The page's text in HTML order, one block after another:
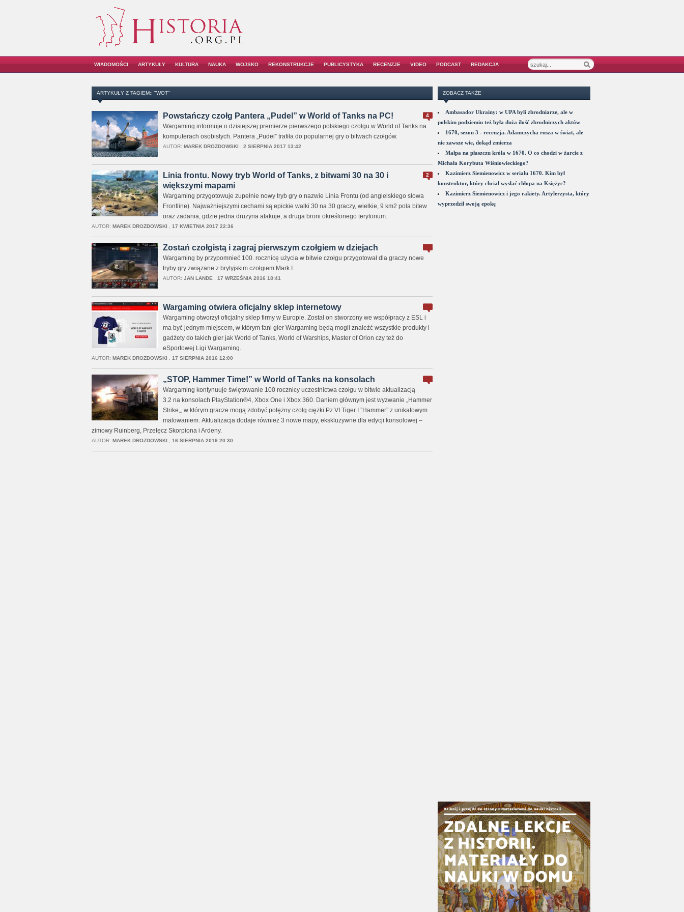
WIADOMOŚCI ARTYKUŁY KULTURA NAUKA WOJSKO REKONSTRUKCJE PUBLICYSTYKA RECENZJE VIDEO PODCAST REDAKCJA
ARTYKUŁY Z TAGIEM:: "WOT"
4
Powstańczy czołg Pantera „Pudel” w World of Tanks na PC!
Wargaming informuje o dzisiejszej premierze pierwszego polskiego czołgu w World of Tanks na
komputerach osobistych. Pantera „Pudel” trafiła do popularnej gry o bitwach czołgów.
AUTOR: MAREK DROZDOWSKI 2 SIERPNIA 2017 13:42
2
Linia frontu. Nowy tryb World of Tanks, z bitwami 30 na 30 i
większymi mapami
Wargaming przygotowuje zupełnie nowy tryb gry o nazwie Linia Frontu (od angielskiego słowa
Frontline). Najważniejszymi cechami są epickie walki 30 na 30 graczy, wielkie, 9 km2 pola bitew
oraz zadania, gdzie jedna drużyna atakuje, a druga broni określonego terytorium.
AUTOR: MAREK DROZDOWSKI 17 KWIETNIA 2017 22:36
Zostań czołgistą i zagraj pierwszym czołgiem w dziejach
Wargaming by przypomnieć 100. rocznicę użycia w bitwie czołgu przygotował dla graczy nowe
tryby gry związane z brytyjskim czołgiem Mark I.
AUTOR: JAN LANDE 17 WRZEŚNIA 2016 18:41
Wargaming otwiera oficjalny sklep internetowy
Wargaming otworzył oficjalny sklep firmy w Europie. Został on stworzony we współpracy z ESL i
ma być jednym miejscem, w którym fani gier Wargaming będą mogli znaleźć wszystkie produkty i
gadżety do takich gier jak World of Tanks, World of Warships, Master of Orion czy też do
eSportowej Ligi Wargaming.
AUTOR: MAREK DROZDOWSKI 17 SIERPNIA 2016 12:00
„STOP, Hammer Time!” w World of Tanks na konsolach
Wargaming kontynuuje świętowanie 100 rocznicy uczestnictwa czołgu w bitwie aktualizacją
3.2 na konsolach PlayStation®4, Xbox One i Xbox 360. Daniem głównym jest wyzwanie „Hammer
Strike„, w którym gracze mogą zdobyć potężny czołg ciężki Pz.VI Tiger I ”Hammer” z unikatowym
malowaniem. Aktualizacja dodaje również 3 nowe mapy, ekskluzywne dla edycji konsolowej –
zimowy Ruinberg, Przełęcz Skorpiona i Ardeny.
AUTOR: MAREK DROZDOWSKI 16 SIERPNIA 2016 20:30
ZOBACZ TAKŻE
Ambasador Ukrainy: w UPA byli zbrodniarze, ale w
polskim podziemiu też była duża ilość zbrodniczych aktów
1670, sezon 3 - recenzja. Adamczycha rusza w świat, ale
nie zawsze wie, dokąd zmierza
Małpa na płaszczu króla w 1670. O co chodzi w żarcie z
Michała Korybuta Wiśniowieckiego?
Kazimierz Siemienowicz w serialu 1670. Kim był
konstruktor, który chciał wysłać chłopa na Księżyc?
Kazimierz Siemienowicz i jego rakiety. Artylerzysta, który
wyprzedził swoją epokę